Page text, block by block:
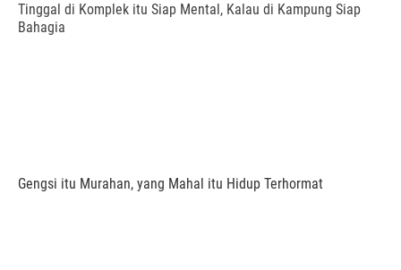
Tinggal di Komplek itu Siap Mental, Kalau di Kampung Siap
Bahagia
Gengsi itu Murahan, yang Mahal itu Hidup Terhormat